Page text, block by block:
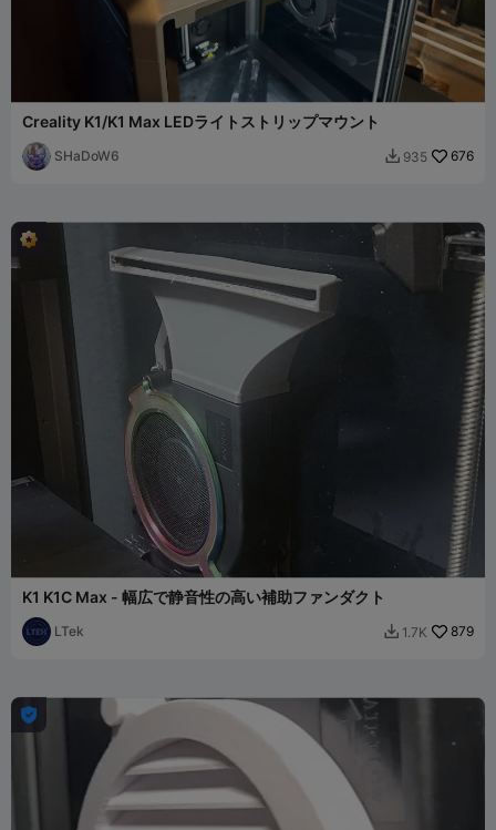
Creality K1/K1 Max LEDライトストリップマウント
SHaDoW6  935 676
K1 K1C Max - 幅広で静音性の高い補助ファンダクト
LTek  1.7K 879
